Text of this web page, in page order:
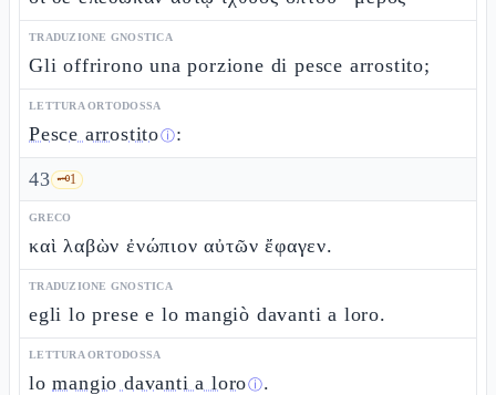
TRADUZIONE GNOSTICA
Gli offrirono una porzione di pesce arrostito;
LETTURA ORTODOSSA
Pesce arrostitoⓘ:
43 🗝️1
GRECO
καὶ λαβὼν ἐνώπιον αὐτῶν ἔφαγεν.
TRADUZIONE GNOSTICA
egli lo prese e lo mangiò davanti a loro.
LETTURA ORTODOSSA
lomangio davanti a loroⓘ.